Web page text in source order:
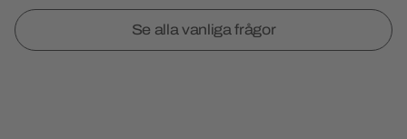
Se alla vanliga frågor